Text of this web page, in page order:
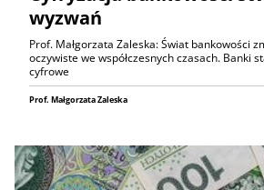
wyzwań
Prof. Małgorzata Zaleska: Świat bankowości
oczywiste we współczesnych czasach. Banki
cyfrowe
Prof. Małgorzata Zaleska